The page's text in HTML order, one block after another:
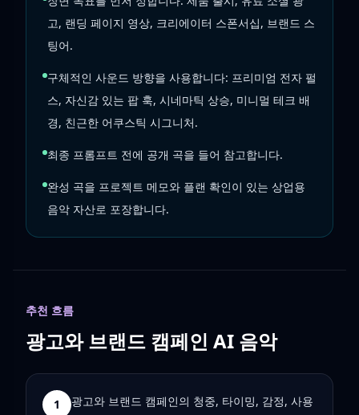
고, 랜딩 페이지 영상, 크리에이터 스폰서십, 브랜드 스
팅어.
구체적인 사운드 방향을 사용합니다: 프리미엄 전자 펄
스, 자신감 있는 팝 훅, 시네마틱 상승, 미니멀 테크 배
경, 친근한 어쿠스틱 시그니처.
최종 프롬프트 전에 공개 곡을 들어 참고합니다.
완성 곡을 프로젝트 메모와 플랜 확인이 있는 상업용
음악 자산로 포장합니다.
추천 흐름
광고와 브랜드 캠페인 AI 음악
1
광고와 브랜드 캠페인의 청중, 타이밍, 감정, 사용